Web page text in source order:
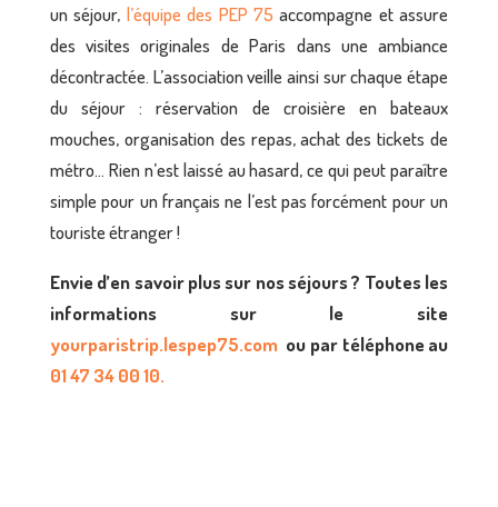
un séjour, l’équipe des PEP 75 accompagne et assure
des visites originales de Paris dans une ambiance
décontractée. L’association veille ainsi sur chaque étape
du séjour : réservation de croisière en bateaux
mouches, organisation des repas, achat des tickets de
métro… Rien n’est laissé au hasard, ce qui peut paraître
simple pour un français ne l’est pas forcément pour un
touriste étranger !
Envie d’en savoir plus sur nos séjours ? Toutes les
informations sur le site
yourparistrip.lespep75.comou par téléphone au
01 47 34 00 10.